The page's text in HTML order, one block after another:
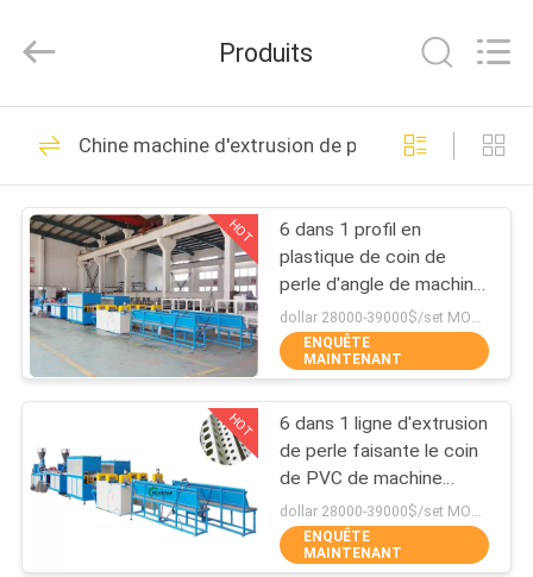
MAISON
DES
PRODUITS
AU
SUJET
DE
NOUS
VISITE
Commerce
All
Reserved.
3D imprimante
Filament Extruder
Machine
44
machine d'extrusion
de profil de PVC
26
Produits
Chine machine d'extrusion de profil de PVC
HOT
6 dans 1 profil en
plastique de coin de
perle d'angle de machine
d'extrusion de profil de
PVC d'UPVC
dollar 28000-39000$/set MOQ:1set
ENQUÊTE
MAINTENANT
HOT
6 dans 1 ligne d'extrusion
de perle faisante le coin
de PVC de machine
d'extrusion de profil de
PVC avec des trous de
poinçon
ENQUÊTE
MAINTENANT